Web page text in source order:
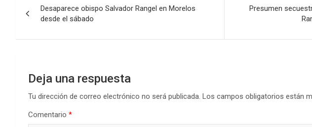
de
entradas
Desaparece obispo Salvador Rangel en Morelos
desde el sábado
Presumen
Deja una respuesta
Tu dirección de correo electrónico no será publicada. Los campos obligatorios están
Comentario *